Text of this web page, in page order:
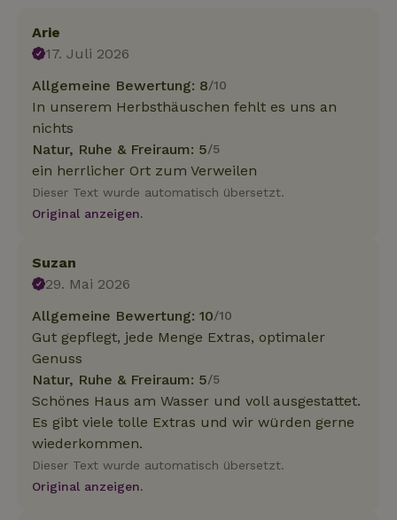
Arie
17. Juli 2026
Allgemeine Bewertung: 8/10
In unserem Herbsthäuschen fehlt es uns an
nichts
Natur, Ruhe & Freiraum: 5/5
ein herrlicher Ort zum Verweilen
Dieser Text wurde automatisch übersetzt.
Original anzeigen.
Suzan
29. Mai 2026
Allgemeine Bewertung: 10/10
Gut gepflegt, jede Menge Extras, optimaler
Genuss
Natur, Ruhe & Freiraum: 5/5
Schönes Haus am Wasser und voll ausgestattet.
Es gibt viele tolle Extras und wir würden gerne
wiederkommen.
Dieser Text wurde automatisch übersetzt.
Original anzeigen.